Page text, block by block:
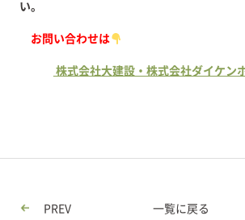
い。
お問い合わせは
株式会社大建設・株式会社ダイケン
PREV 一覧に戻る